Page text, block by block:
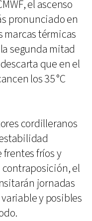
el ascenso
pronunciado en
marcas térmicas
segunda mitad
que en el
los 35 °C
cordilleranos
fríos y
el
jornadas
y posibles